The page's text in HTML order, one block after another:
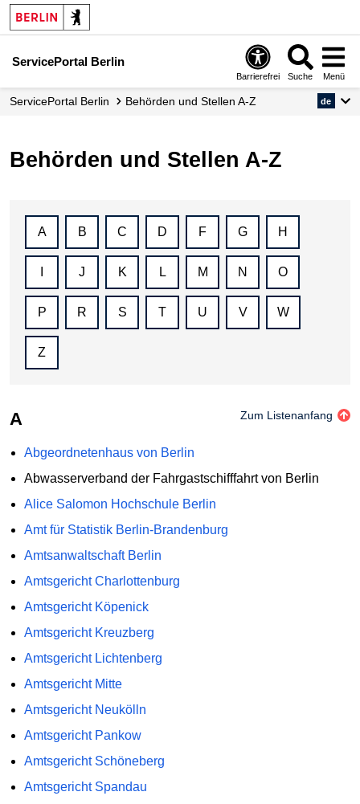
ServicePortal Berlin
Barrierefrei Suche Menü
ServicePortal Berlin Behörden und Stellen A-Z de
Behörden und Stellen A-Z
A B C D F G H
J K L M N O
P R S T U V W
Z
A Zum Listenanfang
Abgeordnetenhaus von Berlin
Abwasserverband der Fahrgastschifffahrt von Berlin
Alice Salomon Hochschule Berlin
Amt für Statistik Berlin-Brandenburg
Amtsanwaltschaft Berlin
Amtsgericht Charlottenburg
Amtsgericht Köpenick
Amtsgericht Kreuzberg
Amtsgericht Lichtenberg
Amtsgericht Mitte
Amtsgericht Neukölln
Amtsgericht Pankow
Amtsgericht Schöneberg
Amtsgericht Spandau